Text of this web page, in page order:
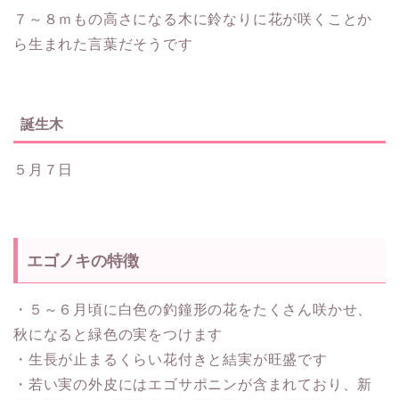
７～８ｍもの高さになる木に鈴なりに花が咲くことか
ら生まれた言葉だそうです
誕生木
５月７日
エゴノキの特徴
・５～６月頃に白色の釣鐘形の花をたくさん咲かせ、
秋になると緑色の実をつけます
・生長が止まるくらい花付きと結実が旺盛です
・若い実の外皮にはエゴサポニンが含まれており、新